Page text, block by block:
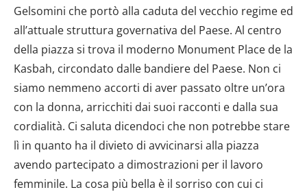
Gelsomini che portò alla caduta del vecchio regime ed
all’attuale struttura governativa del Paese. Al centro
della piazza si trova il moderno Monument Place de la
Kasbah, circondato dalle bandiere del Paese. Non ci
siamo nemmeno accorti di aver passato oltre un’ora
con la donna, arricchiti dai suoi racconti e dalla sua
cordialità. Ci saluta dicendoci che non potrebbe stare
lì in quanto ha il divieto di avvicinarsi alla piazza
avendo partecipato a dimostrazioni per il lavoro
femminile. La cosa più bella è il sorriso con cui ci